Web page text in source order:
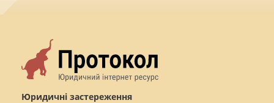
Юридичні застереження